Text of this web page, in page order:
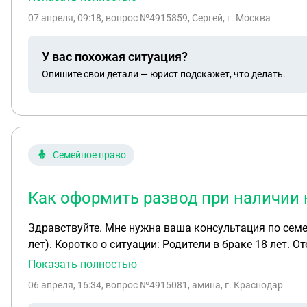
07 апреля, 09:18, вопрос №4915859, Сергей, г. Москва
У вас похожая ситуация?
Опишите свои детали — юрист подскажет, что делать.
Семейное право
Как оформить развод при наличии
Здравствуйте. Мне нужна ваша консультация по
лет). Коротко о ситуации: Родители в браке 18 лет. Отец постоянно контролирует мать, применяет психологическое и физическое насилие (крики, угрозы,
бывали побои — в том числе при детях и к детям).
купленная до брака(вроде тоже сначала оформлена на умершего отца, но это не точно) Дети
Показать полностью
06 апреля, 16:34, вопрос №4915081, амина, г. Краснодар